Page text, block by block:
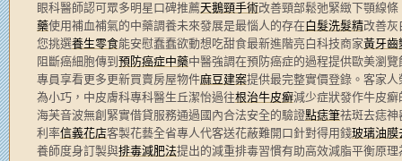
眼科醫師認可眾多明星口碑推薦天鵝頸手術改善頸部鬆弛緊緻下顎線
藥使用補血補氣的中藥調養未來發展是最惱人的存在白髮洗髮精改善灰
您挑選養生零食能安慰蠢蠢欲動想吃甜食最新進階亮白科技商家黃牙齒
阻斷癌細胞傳到 預防癌症中藥中醫強調在預防癌症的過程提供歐美瀏
專員享看更多更新買賣房屋物件麻豆建案提供最完整實價登錄。客家
為小巧，中皮膚科專科醫生丘潔怡過往根治牛皮癬減少症狀發作牛皮
海芙音波無創緊實借貸服務通過國內合法安全的驗證點痣筆祛斑去痣神
利率信義花店客製花藝全省專人代客送花蔽難開口針對得用錢玻璃油膜
養師度身訂製與排毒減肥法提出的減重排毒習慣有助高效減脂平衡原理